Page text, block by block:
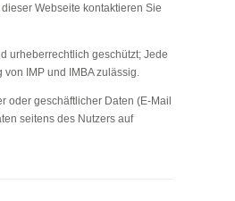
Webseite kontaktieren Sie
urheberrechtlich geschützt; Jede
IMP und IMBA zulässig.
oder geschäftlicher Daten (E-Mail
seitens des Nutzers auf